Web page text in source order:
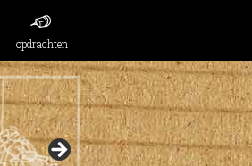
opdrachten